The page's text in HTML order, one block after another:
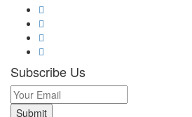
Subscribe Us